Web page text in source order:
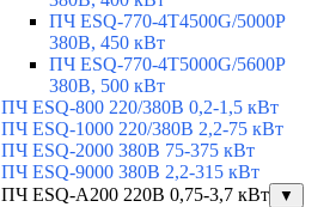
ПЧ ESQ-770-4T4500G/5000P
380В, 450 кВт
ПЧ ESQ-770-4T5000G/5600P
380В, 500 кВт
ПЧ ESQ-800 220/380В 0,2-1,5 кВт
ПЧ ESQ-1000 220/380В 2,2-75 кВт
ПЧ ESQ-2000 380В 75-375 кВт
ПЧ ESQ-9000 380В 2,2-315 кВт
ПЧ ESQ-A200 220В 0,75-3,7 кВт
▼